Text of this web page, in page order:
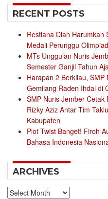
RECENT POSTS
Restiana Diah Harumkan
Medali Perunggu
MTs Unggulan Nuris
Semester Ganjil Tahun
Harapan 2 Berkilau,
Gemilang Raden Ihdal di
SMP Nuris Jember
Rizky Aziz Antar Tim
Kabupaten
Plot Twist Banget! Firoh
Bahasa Indonesia
ARCHIVES
Archives